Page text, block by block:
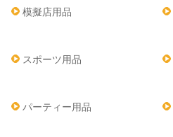
模擬店用品
スポーツ用品
パーティー用品